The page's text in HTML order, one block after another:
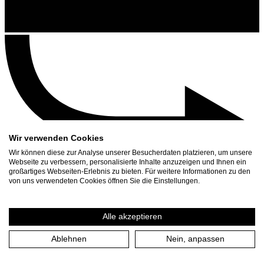
Kontakt
Presse Download
Wir verwenden Cookies
Wir können diese zur Analyse unserer Besucherdaten platzieren, um unsere
Webseite zu verbessern, personalisierte Inhalte anzuzeigen und Ihnen ein
großartiges Webseiten-Erlebnis zu bieten. Für weitere Informationen zu den
von uns verwendeten Cookies öffnen Sie die Einstellungen.
Alle akzeptieren
Ablehnen Nein, anpassen